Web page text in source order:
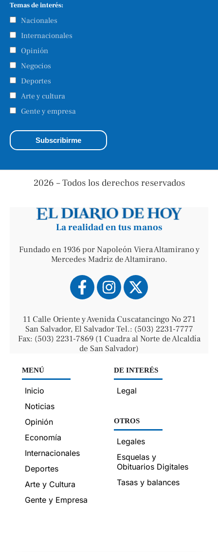
Temas de interés:
Nacionales
Internacionales
Opinión
Negocios
Deportes
Arte y cultura
Gente y empresa
2026 – Todos los derechos reservados
La realidad en tus manos
Fundado en 1936 por Napoleón Viera Altamirano y
Mercedes Madriz de Altamirano.
11 Calle Oriente y Avenida Cuscatancingo No 271
San Salvador, El Salvador Tel.: (503) 2231-7777
Fax: (503) 2231-7869 (1 Cuadra al Norte de Alcaldía
de San Salvador)
MENÚ
Inicio
Noticias
Opinión
Economía
Internacionales
Deportes
Arte y Cultura
Gente y Empresa
DE INTERÉS
Legal
OTROS
Legales
Esquelas y
Obituarios Digitales
Tasas y balances